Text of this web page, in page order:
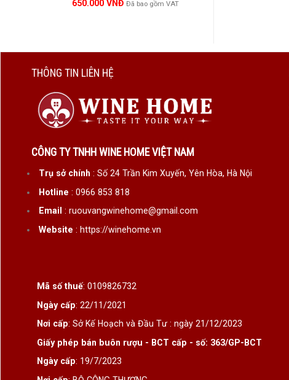
650.000 VNĐ Đã bao gồm VAT
THÔNG TIN LIÊN HỆ
CÔNG TY TNHH WINE HOME VIỆT NAM
Trụ sở chính : Số 24 Trần Kim Xuyến, Yên Hòa, Hà Nội
Hotline : 0966 853 818
Email : ruouvangwinehome@gmail.com
Website : https://winehome.vn
Mã số thuế: 0109826732
Ngày cấp: 22/11/2021
Nơi cấp: Sở Kế Hoạch và Đầu Tư : ngày 21/12/2023
Giấy phép bán buôn rượu - BCT cấp - số: 363/GP-BCT
Ngày cấp: 19/7/2023